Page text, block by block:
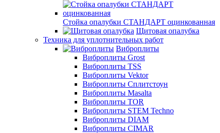
Стойка опалубки СТАНДАРТ оцинкованная
Щитовая опалубка
Техника для уплотнительных работ
Виброплиты
Виброплиты Grost
Виброплиты TSS
Виброплиты Vektor
Виброплиты Сплитстоун
Виброплиты Masalta
Виброплиты TOR
Виброплиты STEM Techno
Виброплиты DIAM
Виброплиты CIMAR